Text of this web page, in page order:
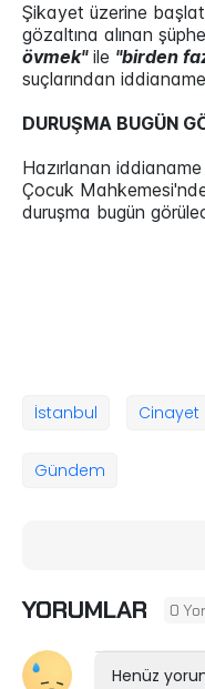
Şikayet üzerine
gözaltına alınan
övmek"ile "birden
suçlarından
DURUŞMA BUGÜN
Hazırlanan
Çocuk
duruşma bugün
İstanbul Cinayet
Gündem
YORUMLAR 0
Henüz